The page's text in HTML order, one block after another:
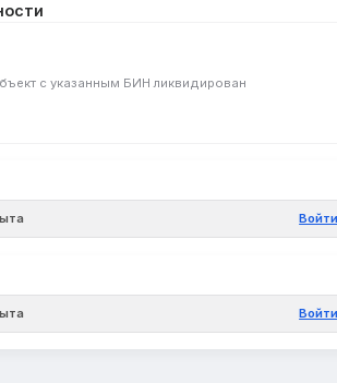
с указанным БИН ликвидирован
Войти
Войти